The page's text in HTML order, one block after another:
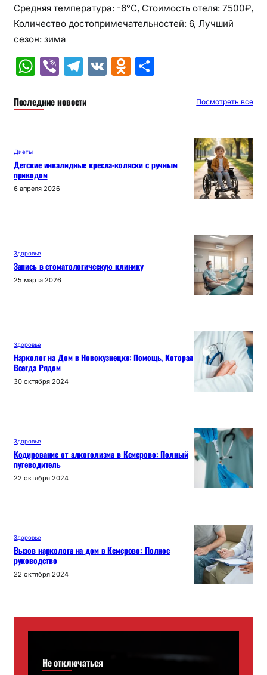
Средняя температура: -6°C, Стоимость отеля: 7500₽,
Количество достопримечательностей: 6, Лучший
сезон: зима
W
at
p
p
Vi
er
T
e
m
V O
a
О
в
Последние новости Посмотреть все
Диеты
Детские инвалидные кресла-коляски с ручным
приводом
6 апреля 2026
Здоровье
Запись в стоматологическую клинику
25 марта 2026
Здоровье
Нарколог на Дом в Новокузнецке: Помощь, Которая
Всегда Рядом
30 октября 2024
Здоровье
Кодирование от алкоголизма в Кемерово: Полный
путеводитель
22 октября 2024
Здоровье
Вызов нарколога на дом в Кемерово: Полное
руководство
22 октября 2024
Не отключаться